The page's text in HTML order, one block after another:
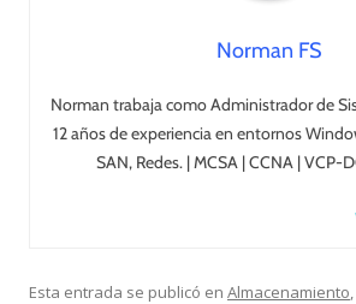
Norman FS
Norman trabaja como Administrador de
12 años de experiencia en entornos
SAN, Redes. | MCSA | CCNA | VCP-
Esta entrada se publicó en Almacenamiento,